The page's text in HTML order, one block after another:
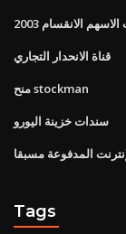
الانقسام 2003
قناة الانحدار التجاري
منح stockman
سندات خزينة اليورو
المدفوعة مسبقا
Tags